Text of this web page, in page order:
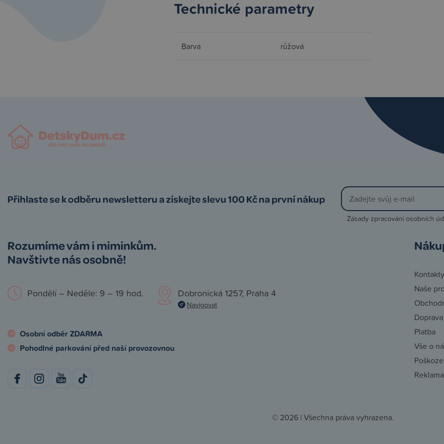
Technické parametry
Barva růžová
Přihlaste se k odběru newsletteru a získejte slevu 100 Kč na první nákup
Zásady zpracování osobních
Rozumíme vám i miminkům.
Navštivte nás osobně!
Pondělí – Neděle: 9 – 19 hod. Dobronická 1257, Praha 4
Navigovat
Osobní odběr ZDARMA
Pohodlné parkování před naší provozovnou
Kontakty
Naše
Doprava
Platba
Vše o
© 2026 | Všechna práva vyhrazena.